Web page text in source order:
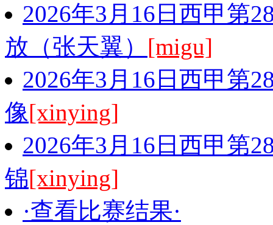
2026年3月16日西甲第
放（张天翼） [migu]
2026年3月16日西甲第
像[xinying]
2026年3月16日西甲第
锦[xinying]
·查看比赛结果·